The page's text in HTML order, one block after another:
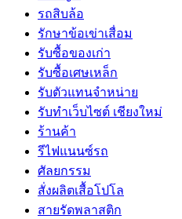
รถสิบล้อ
รักษาข้อเข่าเสื่อม
รับซื้อของเก่า
รับซื้อเศษเหล็ก
รับตัวแทนจำหน่าย
รับทำเว็บไซต์ เชียงใหม่
ร้านค้า
รีไฟแนนซ์รถ
ศัลยกรรม
สั่งผลิตเสื้อโปโล
สายรัดพลาสติก